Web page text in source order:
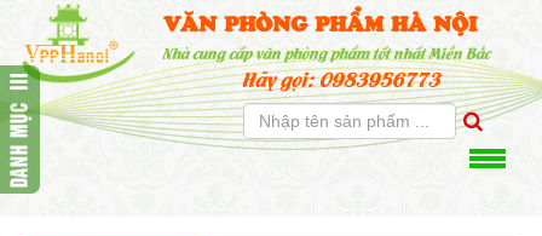
VĂN PHÒNG PHẨM HÀ NỘI
Nhà cung cấp văn phòng phẩm tốt nhất Miền Bắc
Hãy gọi: 0983956773